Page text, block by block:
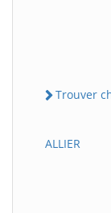
Trouver
ALLIER